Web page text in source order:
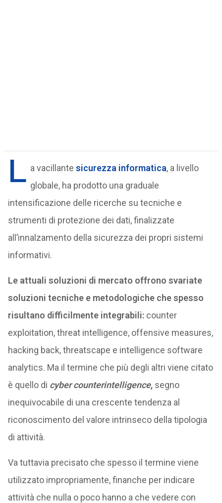
L a vacillante sicurezza informatica, a livello
globale, ha prodotto una graduale
intensificazione delle ricerche su tecniche e
strumenti di protezione dei dati, finalizzate
all’innalzamento della sicurezza dei propri sistemi
informativi.
Le attuali soluzioni di mercato offrono svariate
soluzioni tecniche e metodologiche che spesso
risultano difficilmente integrabili:counter
exploitation, threat intelligence, offensive measures,
hacking back, threatscape e intelligence software
analytics. Ma il termine che più degli altri viene citato
è quello di cyber counterintelligence,segno
inequivocabile di una crescente tendenza al
riconoscimento del valore intrinseco della tipologia
di attività.
Va tuttavia precisato che spesso il termine viene
utilizzato impropriamente, finanche per indicare
attività che nulla o poco hanno a che vedere con